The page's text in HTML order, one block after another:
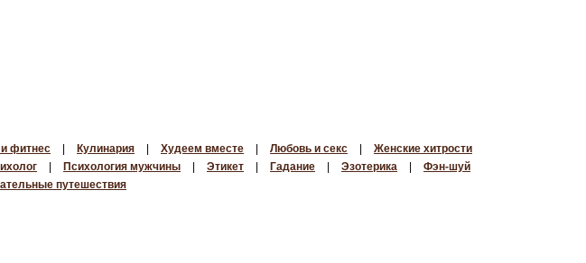
фитнес Кулинария Худеем вместе Любовь и секс
Женские хитрости
Психология мужчины Этикет Гадание Эзотерика
Фэн-шуй
путешествия